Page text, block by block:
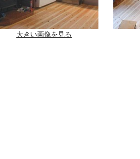
大きい画像を見る